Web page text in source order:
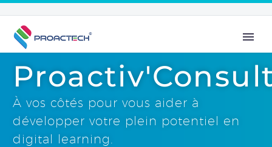
À vos côtés pour vous aider à
développer votre plein potentiel en
digital learning.